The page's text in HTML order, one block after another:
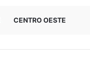
CENTRO OESTE